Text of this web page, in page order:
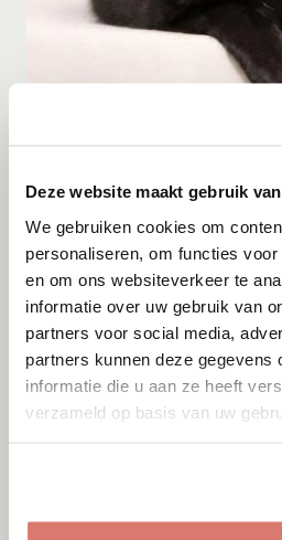
Deze website maakt gebruik
We gebruiken cookies om
personaliseren, om functies
en om ons websiteverkeer te
informatie over uw gebruik van
partners voor social media,
partners kunnen deze gegevens
informatie die u aan ze heeft
verzameld op basis van uw
Fellini
Gent